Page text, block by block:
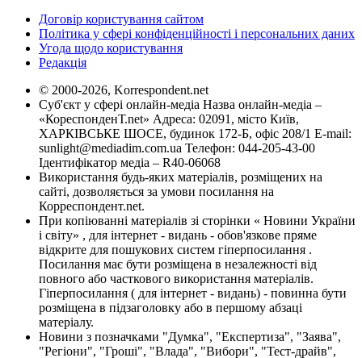
Договір користування сайтом
Політика у сфері конфіденційності і персональних даних
Угода щодо користування
Редакція
© 2000-2026, Korrespondent.net
Суб'єкт у сфері онлайн-медіа Назва онлайн-медіа –
«КореспонденТ.net» Адреса: 02091, місто Київ,
ХАРКІВСЬКЕ ШОСЕ, будинок 172-Б, офіс 208/1 E-mail:
sunlight@mediadim.com.ua Телефон: 044-205-43-00
Ідентифікатор медіа – R40-06068
Використання будь-яких матеріалів, розміщених на
сайті, дозволяється за умови посилання на
Корреспондент.net.
При копіюванні матеріалів зі сторінки « Новини України
і світу» , для інтернет - видань - обов'язкове пряме
відкрите для пошукових систем гіперпосилання .
Посилання має бути розміщена в незалежності від
повного або часткового використання матеріалів.
Гіперпосилання ( для інтернет - видань) - повинна бути
розміщена в підзаголовку або в першому абзаці
матеріалу.
Новини з позначками "Думка", "Експертиза", "Заява",
"Регіони", "Гроші", "Влада", "Вибори", "Тест-драйв",